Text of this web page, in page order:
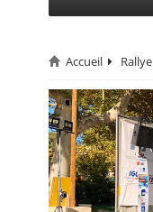
CIRCUIT
RALLYE
MONTAGNE
EVÈNEMENTS
Accueil Rallye